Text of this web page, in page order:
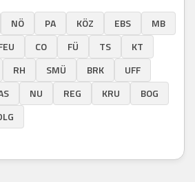
NÖ PA KÖZ EBS
MB
CO FÜ TS
KT
RH SMÜ BRK
UFF
NU REG KRU
BOG